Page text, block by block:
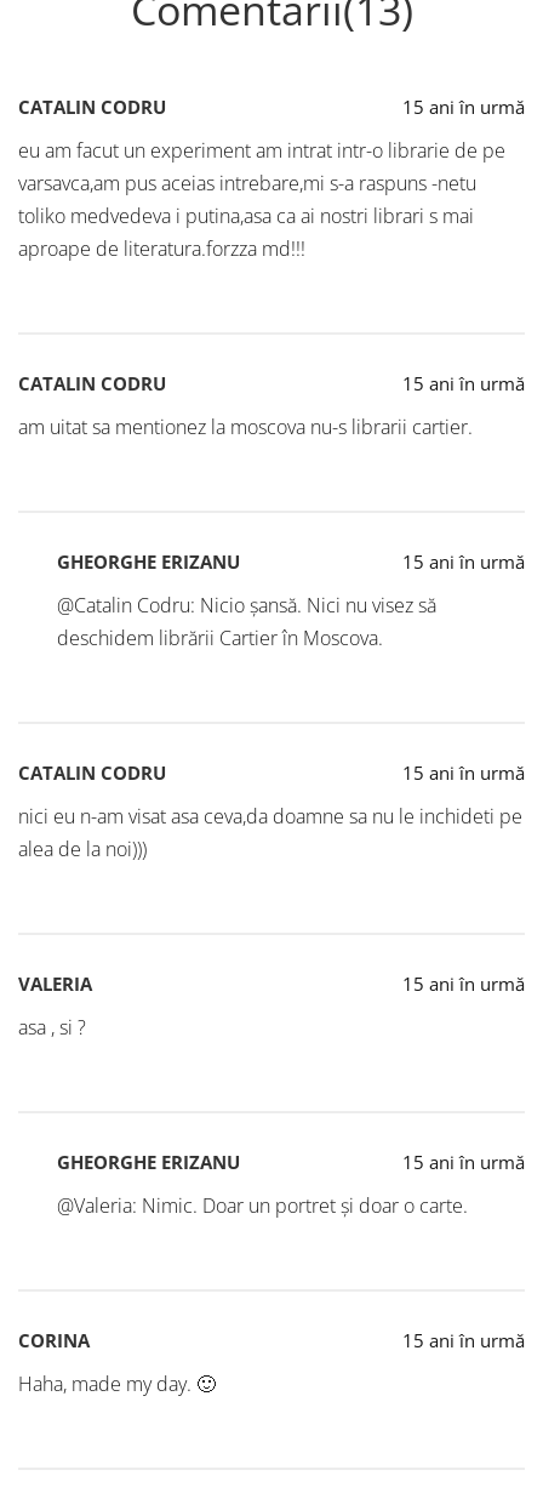
CATALIN CODRU 15 ani în urmă
eu am facut un experiment am intrat intr-o librarie de pe
varsavca,am pus aceias intrebare,mi s-a raspuns -netu
toliko medvedeva i putina,asa ca ai nostri librari s mai
aproape de literatura.forzza md!!!
CATALIN CODRU 15 ani în urmă
am uitat sa mentionez la moscova nu-s librarii cartier.
GHEORGHE ERIZANU 15 ani în urmă
@Catalin Codru: Nicio șansă. Nici nu visez să
deschidem librării Cartier în Moscova.
CATALIN CODRU 15 ani în urmă
nici eu n-am visat asa ceva,da doamne sa nu le inchideti pe
alea de la noi)))
VALERIA 15 ani în urmă
asa , si ?
GHEORGHE ERIZANU 15 ani în urmă
@Valeria: Nimic. Doar un portret și doar o carte.
CORINA 15 ani în urmă
Haha, made my day. 🙂